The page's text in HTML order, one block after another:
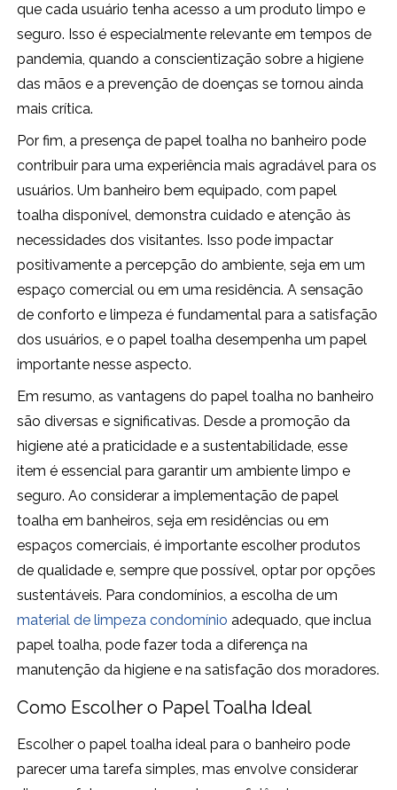
que cada usuário tenha acesso a um produto limpo e
seguro. Isso é especialmente relevante em tempos de
pandemia, quando a conscientização sobre a higiene
das mãos e a prevenção de doenças se tornou ainda
mais crítica.
Por fim, a presença de papel toalha no banheiro pode
contribuir para uma experiência mais agradável para os
usuários. Um banheiro bem equipado, com papel
toalha disponível, demonstra cuidado e atenção às
necessidades dos visitantes. Isso pode impactar
positivamente a percepção do ambiente, seja em um
espaço comercial ou em uma residência. A sensação
de conforto e limpeza é fundamental para a satisfação
dos usuários, e o papel toalha desempenha um papel
importante nesse aspecto.
Em resumo, as vantagens do papel toalha no banheiro
são diversas e significativas. Desde a promoção da
higiene até a praticidade e a sustentabilidade, esse
item é essencial para garantir um ambiente limpo e
seguro. Ao considerar a implementação de papel
toalha em banheiros, seja em residências ou em
espaços comerciais, é importante escolher produtos
de qualidade e, sempre que possível, optar por opções
sustentáveis. Para condomínios, a escolha de um
material de limpeza condomínio adequado, que inclua
papel toalha, pode fazer toda a diferença na
manutenção da higiene e na satisfação dos moradores.
Como Escolher o Papel Toalha Ideal
Escolher o papel toalha ideal para o banheiro pode
parecer uma tarefa simples, mas envolve considerar